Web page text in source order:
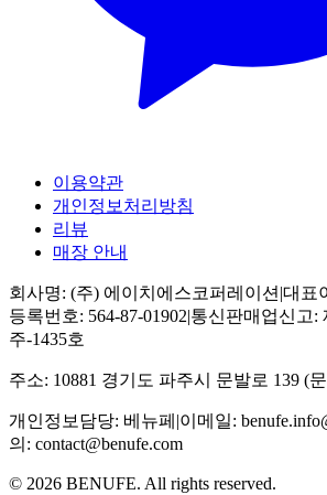
이용약관
개인정보처리방침
리뷰
매장 안내
회사명: (주) 에이치에스코퍼레이션|대표
등록번호: 564-87-01902|통신판매업신고:
주-1435호
주소: 10881 경기도 파주시 문발로 139 (
개인정보담당: 베뉴페 |이메일:
의: contact@benufe.com
© 2026 BENUFE. All rights reserved.